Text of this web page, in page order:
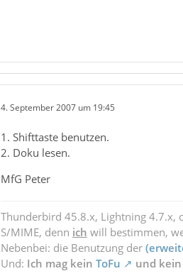
4. September 2007 um 19:45
1. Shifttaste benutzen.
2. Doku lesen.
MfG Peter
Thunderbird 45.8.x, Lightning 4.7.x,
S/MIME, denn ich will bestimmen,
Nebenbei: die Benutzung der
Und: Ich mag kein ToFu und kein